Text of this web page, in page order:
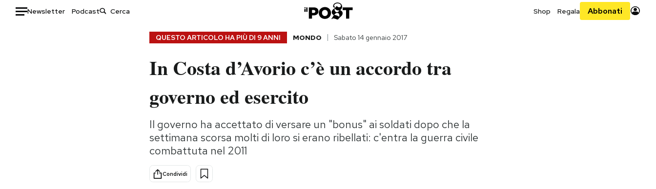
Newsletter Podcast Shop Regala Abbonati
Consumismi
Ok Boomer!
Altrecose
QUESTO ARTICOLO HA PIÙ DI 9 ANNI MONDO Sabato 14 gennaio 2017
In Costa d’Avorio c’è un accordo tra
governo ed esercito
Il governo ha accettato di versare un "bonus" ai soldati dopo che la
settimana scorsa molti di loro si erano ribellati: c'entra la guerra civile
combattuta nel 2011
Condividi